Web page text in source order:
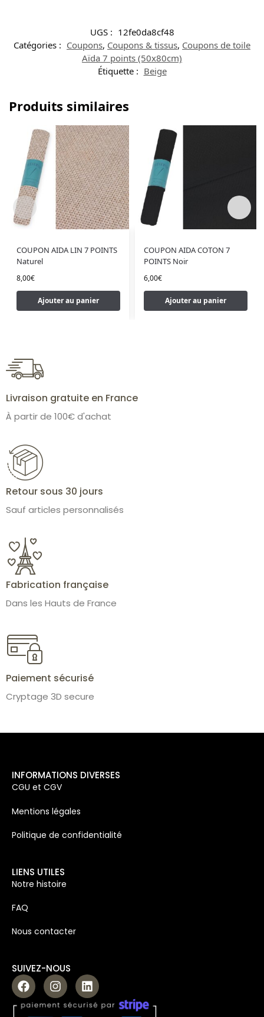
UGS : 12fe0da8cf48
Catégories : Coupons, Coupons & tissus, Coupons de toile
Aïda 7 points (50x80cm)
Étiquette : Beige
Produits similaires
COUPON AIDA LIN 7 POINTS
Naturel
8,00€
Ajouter au panier
COUPON AIDA COTON 7
POINTS Noir
6,00€
Ajouter au panier
Livraison gratuite en France
À partir de 100€ d'achat
Retour sous 30 jours
Sauf articles personnalisés
Fabrication française
Dans les Hauts de France
Paiement sécurisé
Cryptage 3D secure
INFORMATIONS DIVERSES
CGU et CGV
Mentions légales
Politique de confidentialité
LIENS UTILES
Notre histoire
FAQ
Nous contacter
SUIVEZ-NOUS